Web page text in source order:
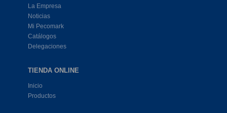
La Empresa
Noticias
Mi Pecomark
Catálogos
Delegaciones
TIENDA ONLINE
Inicio
Productos